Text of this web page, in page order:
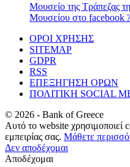
Μουσείο της Τράπεζας
Μουσείου στο facebook
ΟΡΟΙ ΧΡΗΣΗΣ
SITEMAP
GDPR
RSS
ΕΠΕΞΗΓΗΣΗ ΟΡΩΝ
ΠΟΛΙΤΙΚΗ SOCIAL
© 2026 - Bank of Greece
Αυτό το website χρησιμοποιεί
εμπειρίας σας. Μάθετε
Δεν αποδέχομαι
Αποδέχομαι